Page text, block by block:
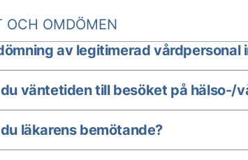
OCH OMDÖMEN
av legitimerad vårdpersonal
väntetiden till besöket på hälso-/
läkarens bemötande?